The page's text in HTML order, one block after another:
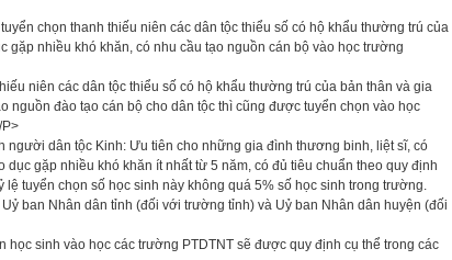
chọn thanh thiếu niên các dân tộc thiểu số có hộ khẩu thường trú của
gặp nhiều khó khăn, có nhu cầu tạo nguồn cán bộ vào học trường
niên các dân tộc thiểu số có hộ khẩu thường trú của bản thân và gia
nguồn đào tạo cán bộ cho dân tộc thì cũng được tuyển chọn vào học
người dân tộc Kinh: Ưu tiên cho những gia đình thương binh, liệt sĩ, có
gặp nhiều khó khăn ít nhất từ 5 năm, có đủ tiêu chuẩn theo quy định
tuyển chọn số học sinh này không quá 5% số học sinh trong trường.
ban Nhân dân tỉnh (đối với trường tỉnh) và Uỷ ban Nhân dân huyện (đối
học sinh vào học các trường PTDTNT sẽ được quy định cụ thể trong các